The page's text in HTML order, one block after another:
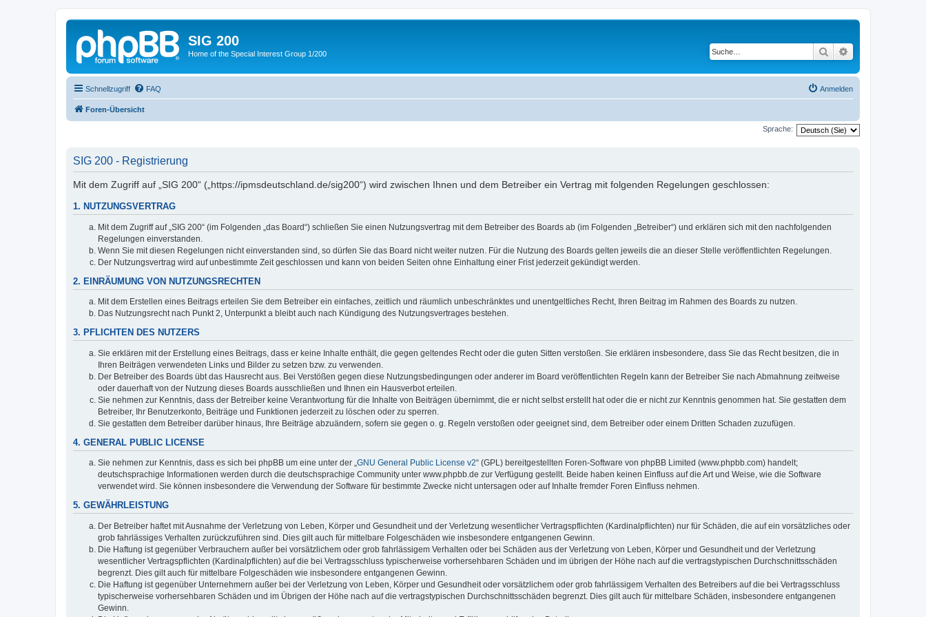
SIG 200
Home of the Special Interest Group 1/200 Suche
Schnellzugriff FAQ Anmelden
Foren-Übersicht
Sprache:
SIG 200 - Registrierung
Mit dem Zugriff auf „SIG 200“ („https://ipmsdeutschland.de/sig200“) wird zwischen Ihnen und dem Betreiber ein Vertrag mit folgenden Regelungen geschlossen:
1. NUTZUNGSVERTRAG
Mit dem Zugriff auf „SIG 200“ (im Folgenden „das Board“) schließen Sie einen Nutzungsvertrag mit dem Betreiber des Boards ab (im Folgenden „Betreiber“) und erklären sich mit den nachfolgenden
Regelungen einverstanden.
Wenn Sie mit diesen Regelungen nicht einverstanden sind, so dürfen Sie das Board nicht weiter nutzen. Für die Nutzung des Boards gelten jeweils die an dieser Stelle veröffentlichten Regelungen.
Der Nutzungsvertrag wird auf unbestimmte Zeit geschlossen und kann von beiden Seiten ohne Einhaltung einer Frist jederzeit gekündigt werden.
2. EINRÄUMUNG VON NUTZUNGSRECHTEN
Mit dem Erstellen eines Beitrags erteilen Sie dem Betreiber ein einfaches, zeitlich und räumlich unbeschränktes und unentgeltliches Recht, Ihren Beitrag im Rahmen des Boards zu nutzen.
Das Nutzungsrecht nach Punkt 2, Unterpunkt a bleibt auch nach Kündigung des Nutzungsvertrages bestehen.
3. PFLICHTEN DES NUTZERS
Sie erklären mit der Erstellung eines Beitrags, dass er keine Inhalte enthält, die gegen geltendes Recht oder die guten Sitten verstoßen. Sie erklären insbesondere, dass Sie das Recht besitzen, die in
Ihren Beiträgen verwendeten Links und Bilder zu setzen bzw. zu verwenden.
Der Betreiber des Boards übt das Hausrecht aus. Bei Verstößen gegen diese Nutzungsbedingungen oder anderer im Board veröffentlichten Regeln kann der Betreiber Sie nach Abmahnung zeitweise
oder dauerhaft von der Nutzung dieses Boards ausschließen und Ihnen ein Hausverbot erteilen.
Sie nehmen zur Kenntnis, dass der Betreiber keine Verantwortung für die Inhalte von Beiträgen übernimmt, die er nicht selbst erstellt hat oder die er nicht zur Kenntnis genommen hat. Sie gestatten dem
Betreiber, Ihr Benutzerkonto, Beiträge und Funktionen jederzeit zu löschen oder zu sperren.
Sie gestatten dem Betreiber darüber hinaus, Ihre Beiträge abzuändern, sofern sie gegen o. g. Regeln verstoßen oder geeignet sind, dem Betreiber oder einem Dritten Schaden zuzufügen.
4. GENERAL PUBLIC LICENSE
Sie nehmen zur Kenntnis, dass es sich bei phpBB um eine unter der „GNU General Public License v2“ (GPL) bereitgestellten Foren-Software von phpBB Limited (www.phpbb.com) handelt;
deutschsprachige Informationen werden durch die deutschsprachige Community unter www.phpbb.de zur Verfügung gestellt. Beide haben keinen Einfluss auf die Art und Weise, wie die Software
verwendet wird. Sie können insbesondere die Verwendung der Software für bestimmte Zwecke nicht untersagen oder auf Inhalte fremder Foren Einfluss nehmen.
5. GEWÄHRLEISTUNG
Der Betreiber haftet mit Ausnahme der Verletzung von Leben, Körper und Gesundheit und der Verletzung wesentlicher Vertragspflichten (Kardinalpflichten) nur für Schäden, die auf ein vorsätzliches oder
grob fahrlässiges Verhalten zurückzuführen sind. Dies gilt auch für mittelbare Folgeschäden wie insbesondere entgangenen Gewinn.
Die Haftung ist gegenüber Verbrauchern außer bei vorsätzlichem oder grob fahrlässigem Verhalten oder bei Schäden aus der Verletzung von Leben, Körper und Gesundheit und der Verletzung
wesentlicher Vertragspflichten (Kardinalpflichten) auf die bei Vertragsschluss typischerweise vorhersehbaren Schäden und im übrigen der Höhe nach auf die vertragstypischen Durchschnittsschäden
begrenzt. Dies gilt auch für mittelbare Folgeschäden wie insbesondere entgangenen Gewinn.
Die Haftung ist gegenüber Unternehmern außer bei der Verletzung von Leben, Körper und Gesundheit oder vorsätzlichem oder grob fahrlässigem Verhalten des Betreibers auf die bei Vertragsschluss
typischerweise vorhersehbaren Schäden und im Übrigen der Höhe nach auf die vertragstypischen Durchschnittsschäden begrenzt. Dies gilt auch für mittelbare Schäden, insbesondere entgangenen
Gewinn.